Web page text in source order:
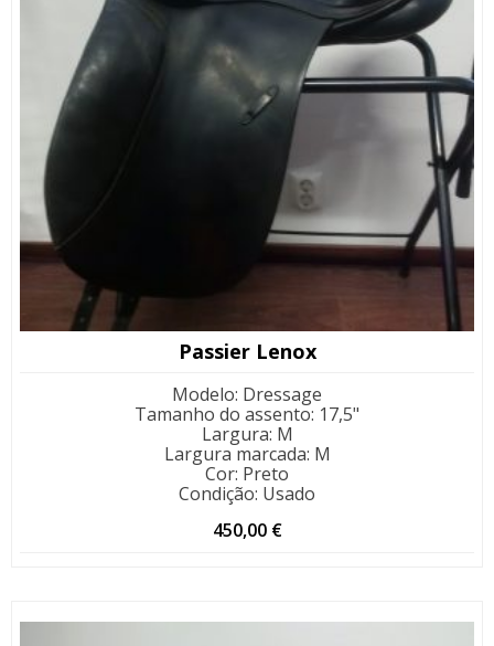
Passier Lenox
Modelo: Dressage
Tamanho do assento: 17,5"
Largura: M
Largura marcada: M
Cor: Preto
Condição: Usado
450,00 €